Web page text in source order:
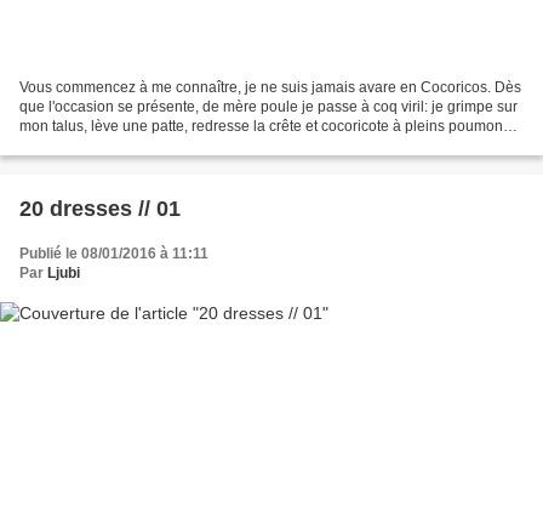
Vous commencez à me connaître, je ne suis jamais avare en Cocoricos. Dès
que l'occasion se présente, de mère poule je passe à coq viril: je grimpe sur
mon talus, lève une patte, redresse la crête et cocoricote à pleins poumons.
20 dresses // 01
Publié le 08/01/2016 à 11:11
Par Ljubi